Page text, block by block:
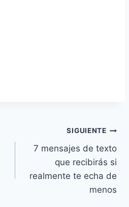
SIGUIENTE
7 mensajes de texto
que recibirás si
realmente te echa de
menos